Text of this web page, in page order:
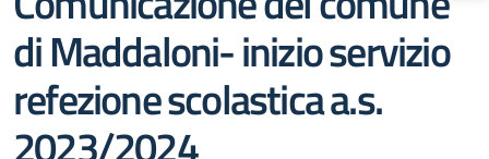
di Maddaloni- inizio servizio
refezione scolastica a.s.